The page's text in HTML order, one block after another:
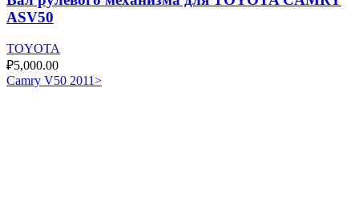
ASV50
TOYOTA
₽5,000.00
Camry V50 2011>